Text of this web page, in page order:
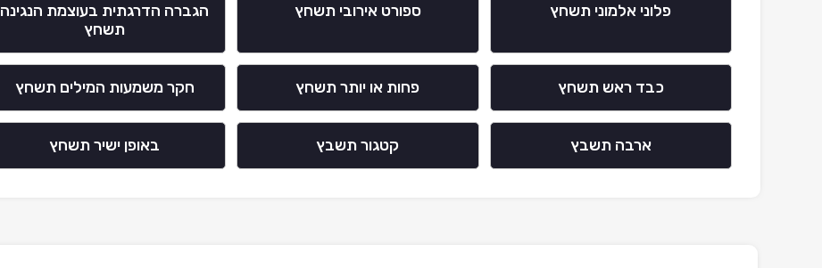
פלוני אלמוני תשחץ ספורט אירובי תשחץ
הגברה הדרגתית בעוצמת הנגינה
תשחץ
כבד ראש תשחץ פחות או יותר תשחץ חקר משמעות המילים תשחץ
ארבה תשבץ קטגור תשבץ באופן ישיר תשחץ